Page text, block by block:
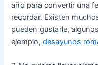
año para convertir una
recordar. Existen
pueden gustarle,
ejemplo,desayunos